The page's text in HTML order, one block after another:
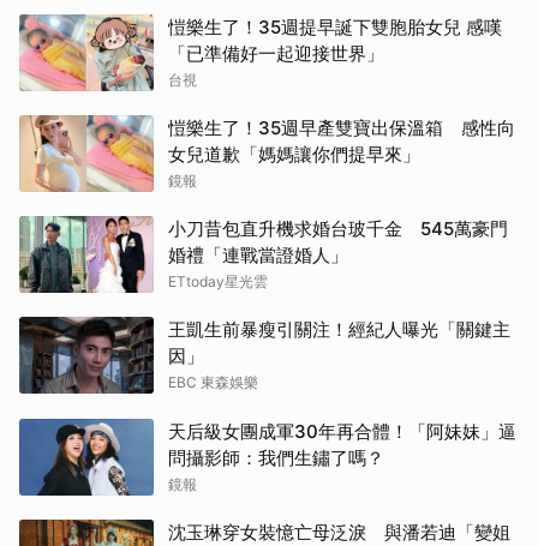
愷樂生了！35週提早誕下雙胞胎女兒 感嘆
「已準備好一起迎接世界」
台視
愷樂生了！35週早產雙寶出保溫箱 感性向
女兒道歉「媽媽讓你們提早來」
鏡報
小刀昔包直升機求婚台玻千金 545萬豪門
婚禮「連戰當證婚人」
ETtoday星光雲
王凱生前暴瘦引關注！經紀人曝光「關鍵主
因」
EBC 東森娛樂
天后級女團成軍30年再合體！「阿妹妹」逼
問攝影師：我們生鏽了嗎？
鏡報
沈玉琳穿女裝憶亡母泛淚 與潘若迪「變姐